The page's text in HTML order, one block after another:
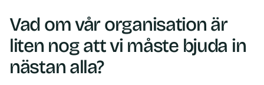
Vad om vår organisation är
liten nog att vi måste bjuda in
nästan alla?